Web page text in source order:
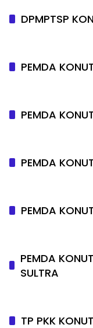
DPMPTSP
PEMDA
PEMDA
PEMDA
PEMDA
PEMDA
SULTRA
TP PKK